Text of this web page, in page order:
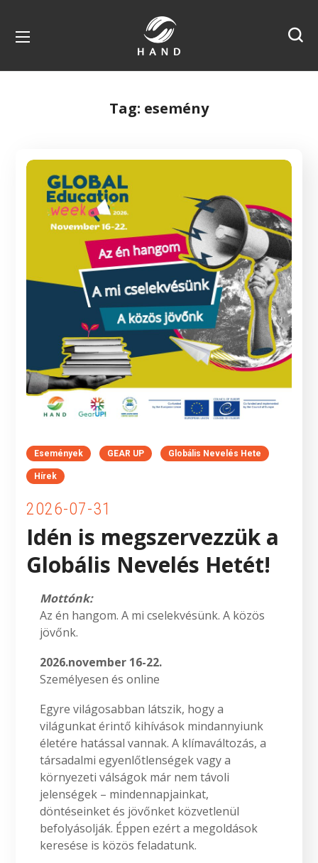
Tag: esemény
Események GEAR UP Globális Nevelés Hete
Hírek
2026-07-31
Idén is megszervezzük a
Globális Nevelés Hetét!
Mottónk:
Az én hangom. A mi cselekvésünk. A közös
jövőnk.
2026.november 16-22.
Személyesen és online
Egyre világosabban látszik, hogy a
világunkat érintő kihívások mindannyiunk
életére hatással vannak. A klímaváltozás, a
társadalmi egyenlőtlenségek vagy a
környezeti válságok már nem távoli
jelenségek – mindennapjainkat,
döntéseinket és jövőnket közvetlenül
befolyásolják. Éppen ezért a megoldások
keresése is közös feladatunk.